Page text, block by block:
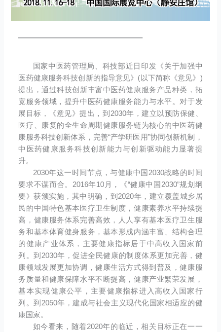
————————————
国家中医药管理局、科技部近日印发《关于加强中
医药健康服务科技创新的指导意见》(以下简称《意见》)
提出，通过科技创新丰富中医药健康服务产品种类，拓
宽服务领域，提升中医药健康服务能力与水平。对于发
展目标，《意见》提出，到2030年，建立以预防保健、
医疗、康复的全生命周期健康服务链为核心的中医药健
康服务科技创新体系，完善“产学研医用”协同创新机制，
中医药健康服务科技创新能力与创新驱动能力显著提
升。
2030年这一时间节点，与健康中国2030战略的时间
要求不谋而合。2016年10月，《“健康中国2030”规划纲
要》获颁实施，其中明确，到2020年，建立覆盖城乡居
民的中国特色基本医疗卫生制度，健康素养水平持续提
高，健康服务体系完善高效，人人享有基本医疗卫生服
务和基本体育健身服务，基本形成内涵丰富、结构合理
的健康产业体系，主要健康指标居于中高收入国家前
列。到2030年，促进全民健康的制度体系更加完善，健
康领域发展更加协调，健康生活方式得到普及，健康服
务质量和健康保障水平不断提高，健康产业繁荣发展，
基本实现健康公平，主要健康指标进入高收入国家行
列。到2050年，建成与社会主义现代化国家相适应的健
康国家。
如今看来，随着2020年的临近，相关目标正在一一